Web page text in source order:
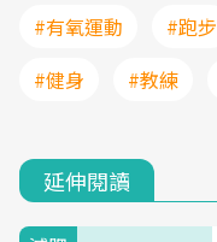
#有氧運動 #跑步
#健身
#教練
延伸閱讀